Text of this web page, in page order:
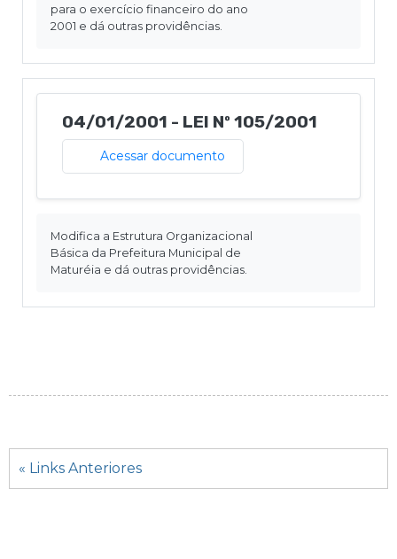
para o exercício financeiro do ano
2001 e dá outras providências.
04/01/2001 - LEI Nº 105/2001
Acessar documento
Modifica a Estrutura Organizacional
Básica da Prefeitura Municipal de
Maturéia e dá outras providências.
« Links Anteriores